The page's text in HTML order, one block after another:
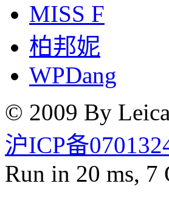
MISS F
柏邦妮
WPDang
© 2009 By
沪ICP备
Run in 20 ms, 7